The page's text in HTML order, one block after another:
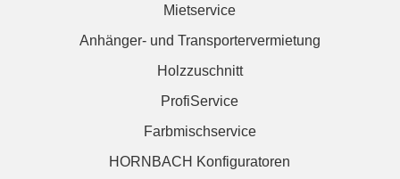
Mietservice
Anhänger- und Transportervermietung
Holzzuschnitt
ProfiService
Farbmischservice
HORNBACH Konfiguratoren